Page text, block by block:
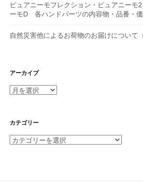
ピュアニーモフレクション・ピュアニーモ2
ーモD 各ハンドパーツの内容物・品番・
自然災害他によるお荷物のお届けについて
アーカイブ
ア
イ
カテゴリー
カ